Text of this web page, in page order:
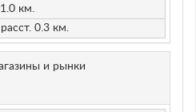
1.0 км.
расст. 0.3 км.
и рынки